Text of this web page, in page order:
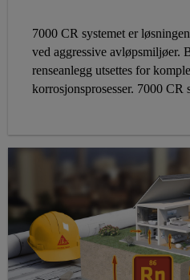
7000 CR systemet er
ved aggressive avløpsmiljøer.
renseanlegg utsettes for
korrosjonsprosesser. 7000 CR